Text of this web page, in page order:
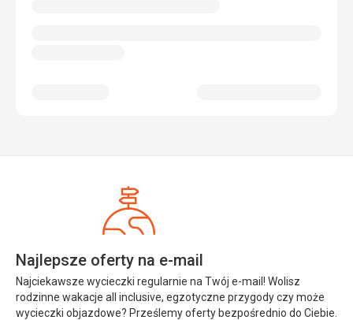
Najlepsze oferty na e-mail
Najciekawsze wycieczki regularnie na Twój e-mail! Wolisz
rodzinne wakacje all inclusive, egzotyczne przygody czy może
wycieczki objazdowe? Prześlemy oferty bezpośrednio do Ciebie.